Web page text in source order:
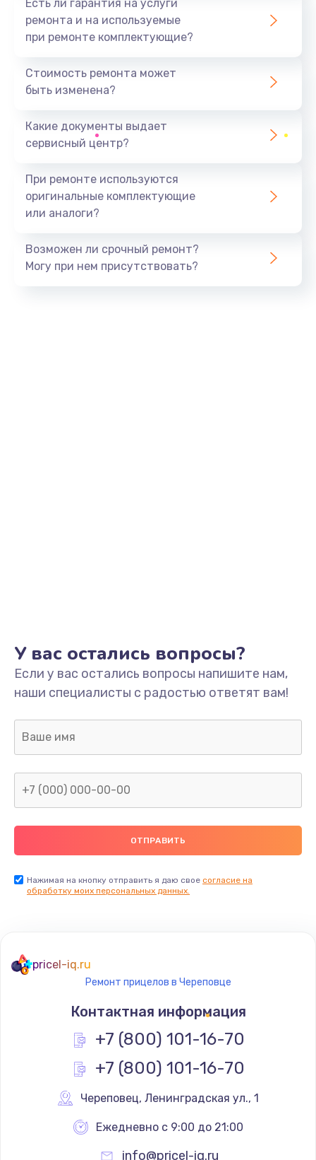
Есть ли гарантия на услуги
ремонта и на используемые
при ремонте комплектующие?
Стоимость ремонта может
быть изменена?
Какие документы выдает
сервисный центр?
При ремонте используются
оригинальные комплектующие
или аналоги?
Возможен ли срочный ремонт?
Могу при нем присутствовать?
У вас остались вопросы?
Если у вас остались вопросы напишите нам,
наши специалисты с радостью ответят вам!
Нажимая на кнопку отправить я даю свое согласие на
обработку моих персональных данных.
pricel-iq.ru
Ремонт прицелов в Череповце
Контактная информация
+7 (800) 101-16-70
+7 (800) 101-16-70
Череповец, Ленинградская ул., 1
Ежедневно с 9:00 до 21:00
info@pricel-iq.ru